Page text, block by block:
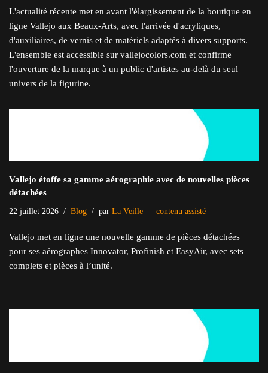
L'actualité récente met en avant l'élargissement de la boutique en
ligne Vallejo aux Beaux-Arts, avec l'arrivée d'acryliques,
d'auxiliaires, de vernis et de matériels adaptés à divers supports.
L'ensemble est accessible sur vallejocolors.com et confirme
l'ouverture de la marque à un public d'artistes au-delà du seul
univers de la figurine.
Vallejo étoffe sa gamme aérographie avec de nouvelles pièces
détachées
22 juillet 2026 Blog par La Veille — contenu assisté
Vallejo met en ligne une nouvelle gamme de pièces détachées
pour ses aérographes Innovator, Profinish et EasyAir, avec sets
complets et pièces à l’unité.